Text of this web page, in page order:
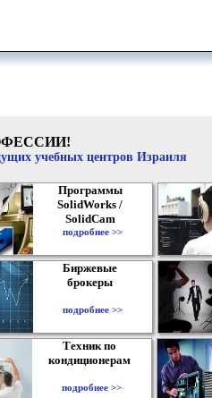
учебных центров Израиля
Программы
SolidWorks /
SolidCam
подробнее >>
Биржевые
брокеры
подробнее >>
Техник по
кондиционерам
подробнее >>